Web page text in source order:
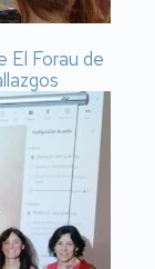
El Forau de